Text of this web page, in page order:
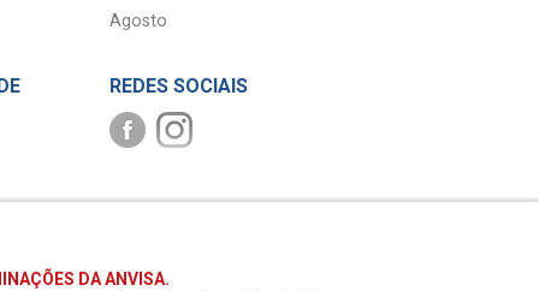
Agosto
REDES SOCIAIS
DA ANVISA.